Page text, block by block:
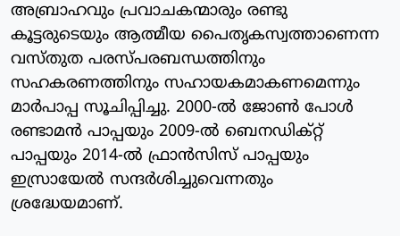
അബ്രാഹവും പ്രവാചകന്മാരും രണ്ടു
കൂട്ടരുടെയും ആത്മീയ പൈതൃകസ്വത്താണെന്ന
വസ്തുത പരസ്പരബന്ധത്തിനും
സഹകരണത്തിനും സഹായകമാകണമെന്നും
മാര്‍പാപ്പ സൂചിപ്പിച്ചു. 2000-ല്‍ ജോണ്‍ പോള്‍
രണ്ടാമന്‍ പാപ്പയും 2009-ല്‍ ബെനഡിക്റ്റ്
പാപ്പയും 2014-ല്‍ ഫ്രാന്‍സിസ് പാപ്പയും
ഇസ്രായേല്‍ സന്ദര്‍ശിച്ചുവെന്നതും
ശ്രദ്ധേയമാണ്.